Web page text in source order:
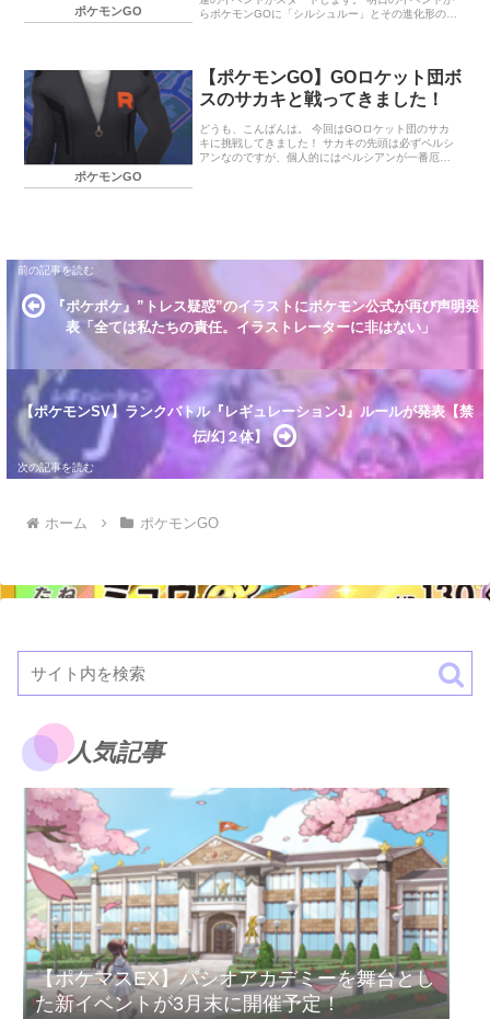
ポケモンGO
らポケモンGOに「シルシュルー」とその進化形の
ョンウィーク：占拠 イベント期間 イベントボーナス
シャドウレイド 1つ星レイド 3つ星レイド 「ホウオ
ウ」シャドウレイドデイ イベント期間 イベントボー
ント期間 2025年1月15日（水）0：00～1月19日
（日）20：00まで イベントボーナス GOロケット団
がポ…
ポケモンGO
【ポケモンGO】GOロケット団ボ
スのサカキと戦ってきました！
どうも、こんばんは。 今回はGOロケット団のサカ
キに挑戦してきました！ サカキの先頭は必ずペルシ
アンなのですが、個人的にはペルシアンが一番厄介
レイド頑張ります。 終わりに… 「世界の終わりに柴
犬と」という漫画がYoutubeでアップされていたの
で視聴しました。テンポ…
『ポケポケ』”トレス疑惑”のイラストにポケモン公式が再び声明発
表「全ては私たちの責任。イラストレーターに非はない」
【ポケモンSV】ランクバトル『レギュレーションJ』ルールが発表【禁
伝/幻２体】
ホーム ポケモンGO
人気記事
【ポケマスEX】パシオアカデミーを舞台とし
た新イベントが3月末に開催予定！